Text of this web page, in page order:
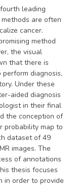
leading
are often
cancer.
method
the visual
that there is
diagnosis,
Under these
aided diagnosis
in their final
the conception of
probability map to
dataset of 49
images. The
of annotations
thesis focuses
in order to provide